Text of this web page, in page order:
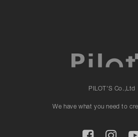
PILOT'S Co.,Ltd
We have what you need to